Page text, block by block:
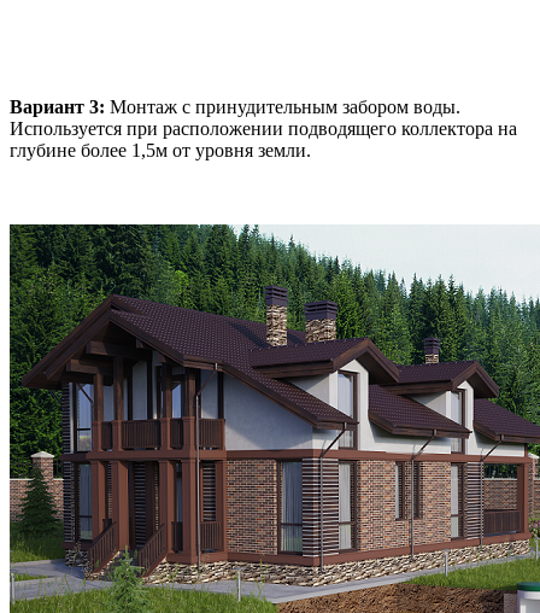
Вариант 3: Монтаж с принудительным забором воды.
Используется при расположении подводящего коллектора на
глубине более 1,5м от уровня земли.